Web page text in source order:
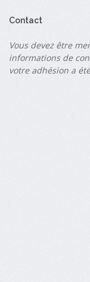
Contact
Vous devez être
informations de
votre adhésion a